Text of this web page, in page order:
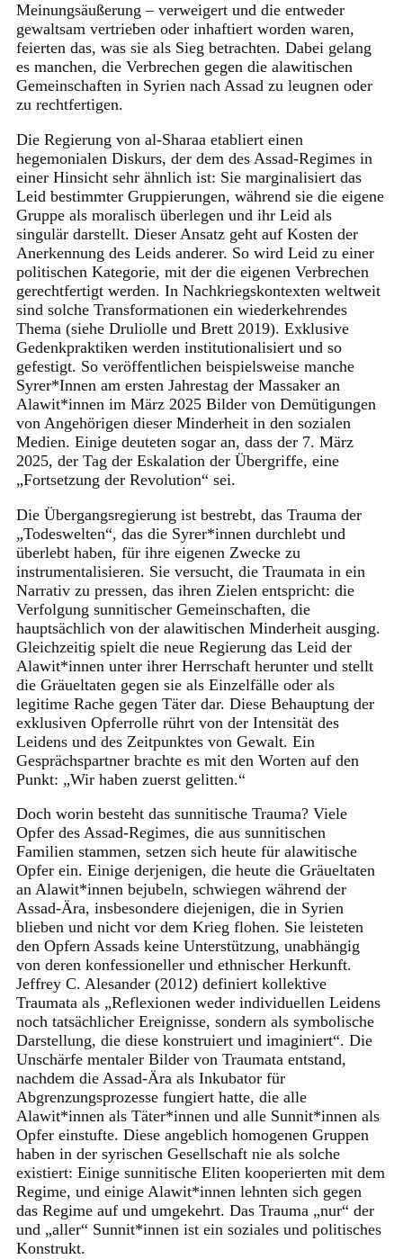
Meinungsäußerung – verweigert und die entweder
gewaltsam vertrieben oder inhaftiert worden waren,
feierten das, was sie als Sieg betrachten. Dabei gelang
es manchen, die Verbrechen gegen die alawitischen
Gemeinschaften in Syrien nach Assad zu leugnen oder
zu rechtfertigen.
Die Regierung von al-Sharaa etabliert einen
hegemonialen Diskurs, der dem des Assad-Regimes in
einer Hinsicht sehr ähnlich ist: Sie marginalisiert das
Leid bestimmter Gruppierungen, während sie die eigene
Gruppe als moralisch überlegen und ihr Leid als
singulär darstellt. Dieser Ansatz geht auf Kosten der
Anerkennung des Leids anderer. So wird Leid zu einer
politischen Kategorie, mit der die eigenen Verbrechen
gerechtfertigt werden. In Nachkriegskontexten weltweit
sind solche Transformationen ein wiederkehrendes
Thema (siehe Druliolle und Brett 2019). Exklusive
Gedenkpraktiken werden institutionalisiert und so
gefestigt. So veröffentlichen beispielsweise manche
Syrer*Innen am ersten Jahrestag der Massaker an
Alawit*innen im März 2025 Bilder von Demütigungen
von Angehörigen dieser Minderheit in den sozialen
Medien. Einige deuteten sogar an, dass der 7. März
2025, der Tag der Eskalation der Übergriffe, eine
„Fortsetzung der Revolution“ sei.
Die Übergangsregierung ist bestrebt, das Trauma der
„Todeswelten“, das die Syrer*innen durchlebt und
überlebt haben, für ihre eigenen Zwecke zu
instrumentalisieren. Sie versucht, die Traumata in ein
Narrativ zu pressen, das ihren Zielen entspricht: die
Verfolgung sunnitischer Gemeinschaften, die
hauptsächlich von der alawitischen Minderheit ausging.
Gleichzeitig spielt die neue Regierung das Leid der
Alawit*innen unter ihrer Herrschaft herunter und stellt
die Gräueltaten gegen sie als Einzelfälle oder als
legitime Rache gegen Täter dar. Diese Behauptung der
exklusiven Opferrolle rührt von der Intensität des
Leidens und des Zeitpunktes von Gewalt. Ein
Gesprächspartner brachte es mit den Worten auf den
Punkt: „Wir haben zuerst gelitten.“
Doch worin besteht das sunnitische Trauma? Viele
Opfer des Assad-Regimes, die aus sunnitischen
Familien stammen, setzen sich heute für alawitische
Opfer ein. Einige derjenigen, die heute die Gräueltaten
an Alawit*innen bejubeln, schwiegen während der
Assad-Ära, insbesondere diejenigen, die in Syrien
blieben und nicht vor dem Krieg flohen. Sie leisteten
den Opfern Assads keine Unterstützung, unabhängig
von deren konfessioneller und ethnischer Herkunft.
Jeffrey C. Alesander (2012) definiert kollektive
Traumata als „Reflexionen weder individuellen Leidens
noch tatsächlicher Ereignisse, sondern als symbolische
Darstellung, die diese konstruiert und imaginiert“. Die
Unschärfe mentaler Bilder von Traumata entstand,
nachdem die Assad-Ära als Inkubator für
Abgrenzungsprozesse fungiert hatte, die alle
Alawit*innen als Täter*innen und alle Sunnit*innen als
Opfer einstufte. Diese angeblich homogenen Gruppen
haben in der syrischen Gesellschaft nie als solche
existiert: Einige sunnitische Eliten kooperierten mit dem
Regime, und einige Alawit*innen lehnten sich gegen
das Regime auf und umgekehrt. Das Trauma „nur“ der
und „aller“ Sunnit*innen ist ein soziales und politisches
Konstrukt.